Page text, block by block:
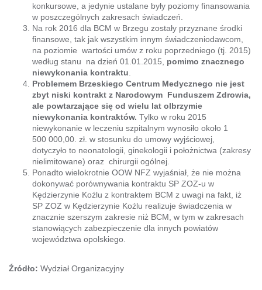
konkursowe, a jedynie ustalane były poziomy finansowania
w poszczególnych zakresach świadczeń.
Na rok 2016 dla BCM w Brzegu zostały przyznane środki
finansowe, tak jak wszystkim innym świadczeniodawcom,
na poziomie wartości umów z roku poprzedniego (tj. 2015)
według stanu na dzień 01.01.2015, pomimo znacznego
niewykonania kontraktu
Problemem Brzeskiego Centrum Medycznego nie jest
zbyt niski kontrakt z Narodowym Funduszem Zdrowia,
ale powtarzające się od wielu lat olbrzymie
niewykonania kontraktów. Tylko w roku 2015
niewykonanie w leczeniu szpitalnym wynosiło około 1
500 000,00. zł. w stosunku do umowy wyjściowej,
dotyczyło to neonatologii, ginekologii i położnictwa (zakresy
nielimitowane) oraz chirurgii ogólnej.
Ponadto wielokrotnie OOW NFZ wyjaśniał, że nie można
dokonywać porównywania kontraktu SP ZOZ-u w
Kędzierzynie Koźlu z kontraktem BCM z uwagi na fakt, iż
SP ZOZ w Kędzierzynie Koźlu realizuje świadczenia w
znacznie szerszym zakresie niż BCM, w tym w zakresach
stanowiących zabezpieczenie dla innych powiatów
województwa opolskiego.
Źródło: Wydział Organizacyjny